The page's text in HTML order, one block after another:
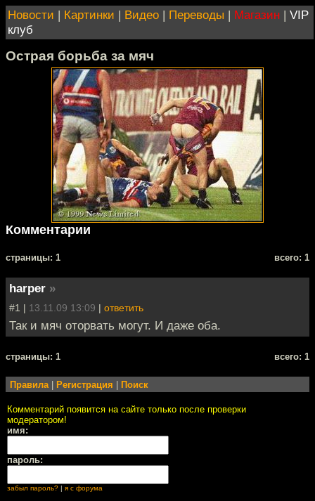
Новости | Картинки | Видео | Переводы | Магазин | VIP
клуб
Острая борьба за мяч
Комментарии
cтраницы: 1 всего: 1
harper »
#1 | 13.11.09 13:09 | ответить
Так и мяч оторвать могут. И даже оба.
cтраницы: 1 всего: 1
Правила Регистрация Поиск
Комментарий появится на сайте только после проверки
модератором!
имя:
пароль:
забыл пароль? | я с форума